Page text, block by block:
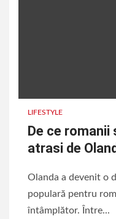
LIFESTYLE
De ce romanii
atrasi de
Olanda a devenit o
populară pentru
întâmplător. Între...